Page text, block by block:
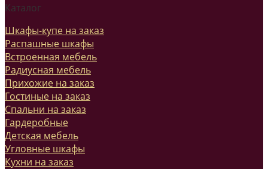
Каталог
Шкафы-купе на заказ
Распашные шкафы
Встроенная мебель
Радиусная мебель
Прихожие на заказ
Гостиные на заказ
Спальни на заказ
Гардеробные
Детская мебель
Угловные шкафы
Кухни на заказ